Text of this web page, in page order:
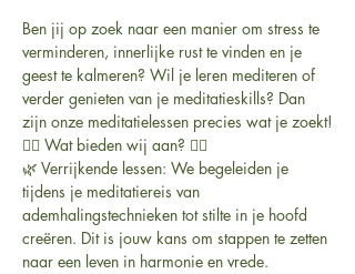
Ben jij op zoek naar een manier om stress te
verminderen, innerlijke rust te vinden en je
geest te kalmeren? Wil je leren mediteren of
verder genieten van je meditatieskills? Dan
zijn onze meditatielessen precies wat je zoekt!
🧘‍♀️ Wat bieden wij aan? 🧘‍♂️
🌿 Verrijkende lessen: We begeleiden je
tijdens je meditatiereis van
ademhalingstechnieken tot stilte in je hoofd
creëren. Dit is jouw kans om stappen te zetten
naar een leven in harmonie en vrede.